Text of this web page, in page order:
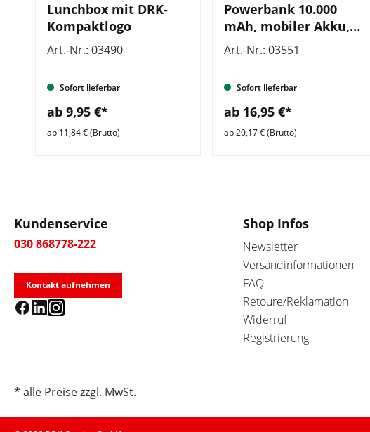
Lunchbox mit DRK-
Kompaktlogo
Art.-Nr.: 03490
Sofort lieferbar
ab 9,95 €*
ab 11,84 € (Brutto)
Powerbank 10.000
mAh, mobiler Akku,
DRK-Kompaktlogo
Art.-Nr.: 03551
Sofort lieferbar
ab 16,95 €*
ab 20,17 € (Brutto)
Kundenservice
030 868778-222
Kontakt aufnehmen
Shop Infos
Newsletter
Versandinformationen
FAQ
Retoure/Reklamation
Widerruf
Registrierung
* alle Preise zzgl. MwSt.